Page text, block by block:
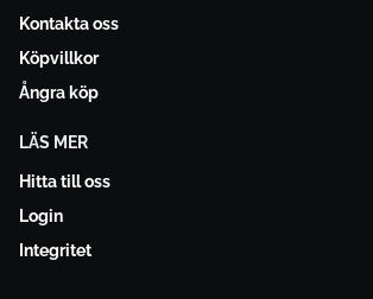
Kontakta oss
Köpvillkor
Ångra köp
LÄS MER
Hitta till oss
Login
Integritet